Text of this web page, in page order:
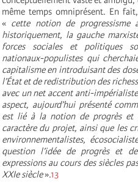
même temps omniprésent. En
« cette notion de progressisme
historiquement, la gauche
forces sociales et politiques
nationaux-populistes qui
capitalisme en introduisant des
l’État et de redistribution des
avec un net accent anti-
aspect, aujourd’hui présenté
est lié à la notion de progrès et
caractère du projet, ainsi que les
environnementalistes,
question l’idée de progrès et
expressions au cours des siècles
XXIe siècle».13